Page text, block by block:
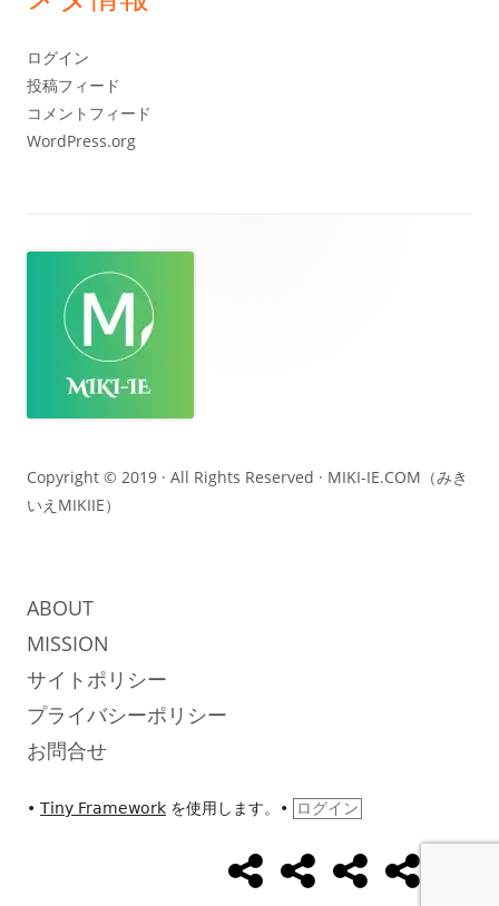
イ
ログイン
投稿フィード
コメントフィード
WordPress.org
テ
ン
Copyright © 2019 · All Rights Reserved · MIKI-IE.COM（みき
いえMIKIIE）
ABOUT
MISSION
サイトポリシー
プライバシーポリシー
お問合せ
• Tiny Framework を使用します。 • ログイン
め
ざ
め
ざ
め
ざ
UseCase